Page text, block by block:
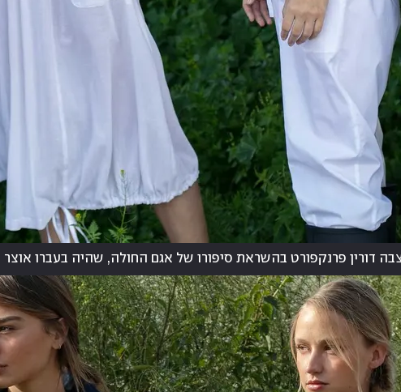
דורין פרנקפורט בהשראת סיפורו של אגם החולה, שהיה בעברו אוצר